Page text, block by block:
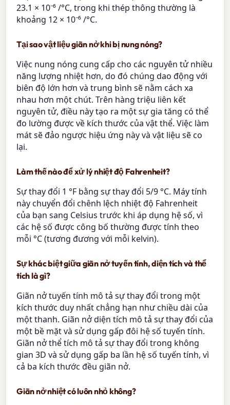
23.1 × 10⁻⁶ /°C, trong khi thép thông thường là
khoảng 12 × 10⁻⁶ /°C.
Tại sao vật liệu giãn nở khi bị nung nóng?
Việc nung nóng cung cấp cho các nguyên tử nhiều
năng lượng nhiệt hơn, do đó chúng dao động với
biên độ lớn hơn và trung bình sẽ nằm cách xa
nhau hơn một chút. Trên hàng triệu liên kết
nguyên tử, điều này tạo ra một sự gia tăng có thể
đo lường được về kích thước của vật thể. Việc làm
mát sẽ đảo ngược hiệu ứng này và vật liệu sẽ co
lại.
Làm thế nào để xử lý nhiệt độ Fahrenheit?
Sự thay đổi 1 °F bằng sự thay đổi 5/9 °C. Máy tính
này chuyển đổi chênh lệch nhiệt độ Fahrenheit
của bạn sang Celsius trước khi áp dụng hệ số, vì
các hệ số được công bố thường được tính theo
mỗi °C (tương đương với mỗi kelvin).
Sự khác biệt giữa giãn nở tuyến tính, diện tích và thể
tích là gì?
Giãn nở tuyến tính mô tả sự thay đổi trong một
kích thước duy nhất chẳng hạn như chiều dài của
một thanh. Giãn nở diện tích mô tả sự thay đổi của
một bề mặt và sử dụng gấp đôi hệ số tuyến tính.
Giãn nở thể tích mô tả sự thay đổi trong không
gian 3D và sử dụng gấp ba lần hệ số tuyến tính, vì
cả ba kích thước đều giãn nở.
Giãn nở nhiệt có luôn nhỏ không?